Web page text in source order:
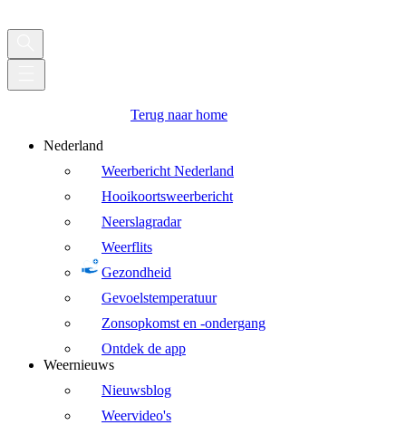
Terug naar home
Nederland
Weerbericht Nederland
Hooikoortsweerbericht
Neerslagradar
Weerflits
Gezondheid
Gevoelstemperatuur
Zonsopkomst en -ondergang
Ontdek de app
Weernieuws
Nieuwsblog
Weervideo's